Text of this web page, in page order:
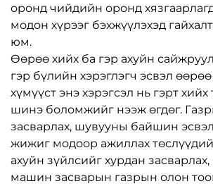
оронд чийдийн оронд
модон хүрээг бэхжүүлэхэд
юм.
Өөрөө хийх ба гэр ахуйн
гэр бүлийн хэрэглэгч эсвэл
хүмүүст энэ хэрэгсэл нь гэрт хийх
шинэ боломжийг нээж өгдөг.
засварлах, шувууны байшин
жижиг модоор ажиллах
ахуйн зүйлсийг хурдан
машин засварын газрын олон